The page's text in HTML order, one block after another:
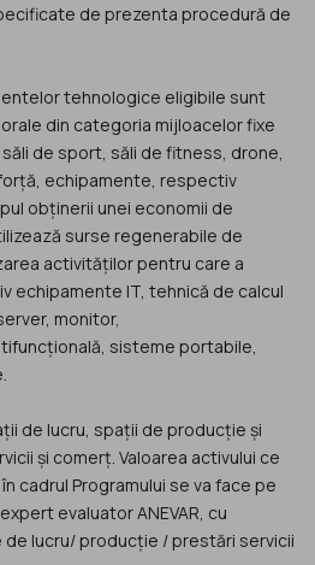
de prezenta procedură de
tehnologice eligibile sunt
din categoria mijloacelor fixe
de sport, săli de fitness, drone,
echipamente, respectiv
obținerii unei economii de
surse regenerabile de
activităților pentru care a
echipamente IT, tehnică de calcul
monitor,
sisteme portabile,
de lucru, spații de producție și
și comerț. Valoarea activului ce
cadrul Programului se va face pe
evaluator ANEVAR, cu
lucru/ producție / prestări servicii